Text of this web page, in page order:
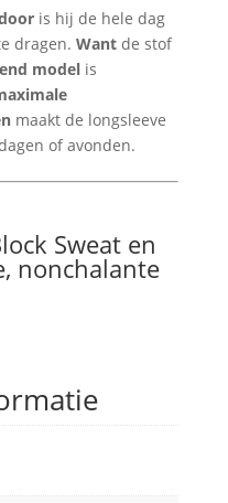
is hij de hele dag
dragen. Wantde stof
modelis
maakt de longsleeve
of avonden.
Sweat en
nonchalante